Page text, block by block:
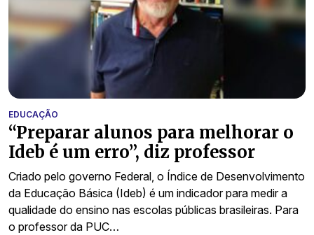
EDUCAÇÃO
“Preparar alunos para melhorar o
Ideb é um erro”, diz professor
Criado pelo governo Federal, o Índice de Desenvolvimento
da Educação Básica (Ideb) é um indicador para medir a
qualidade do ensino nas escolas públicas brasileiras. Para
o professor da PUC…